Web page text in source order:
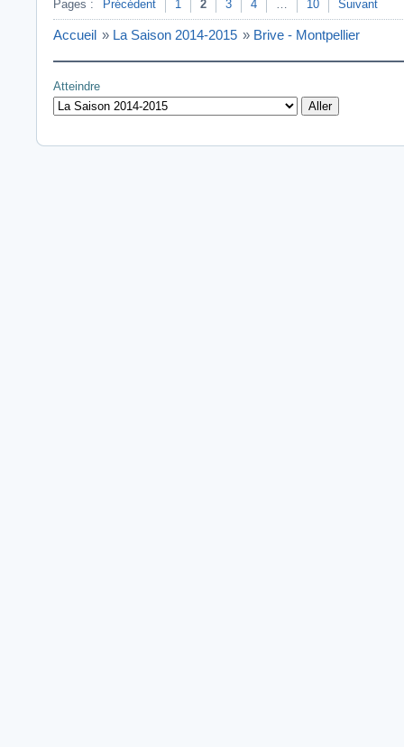
Pages : Précédent 1 2 3 4 … 10 Suivant
Accueil » La Saison 2014-2015 » Brive - Montpellier
Atteindre